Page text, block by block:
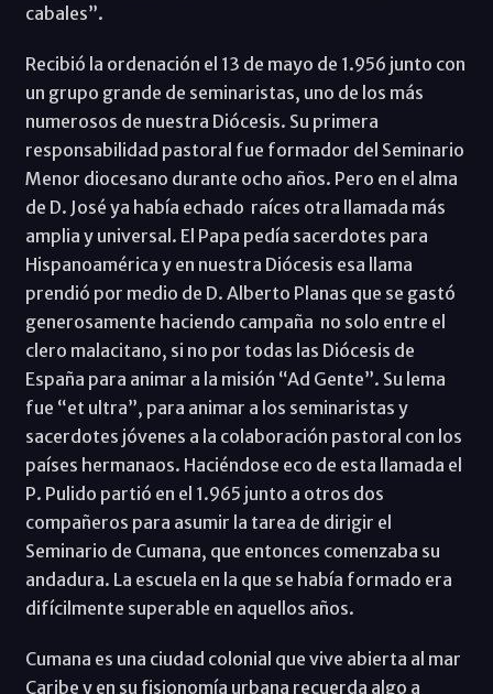
cabales”.
Recibió la ordenación el 13 de mayo de 1.956 junto con
un grupo grande de seminaristas, uno de los más
numerosos de nuestra Diócesis. Su primera
responsabilidad pastoral fue formador del Seminario
Menor diocesano durante ocho años. Pero en el alma
de D. José ya había echado raíces otra llamada más
amplia y universal. El Papa pedía sacerdotes para
Hispanoamérica y en nuestra Diócesis esa llama
prendió por medio de D. Alberto Planas que se gastó
generosamente haciendo campaña no solo entre el
clero malacitano, si no por todas las Diócesis de
España para animar a la misión “Ad Gente”. Su lema
fue “et ultra”, para animar a los seminaristas y
sacerdotes jóvenes a la colaboración pastoral con los
países hermanaos. Haciéndose eco de esta llamada el
P. Pulido partió en el 1.965 junto a otros dos
compañeros para asumir la tarea de dirigir el
Seminario de Cumana, que entonces comenzaba su
andadura. La escuela en la que se había formado era
difícilmente superable en aquellos años.
Cumana es una ciudad colonial que vive abierta al mar
Caribe y en su fisionomía urbana recuerda algo a